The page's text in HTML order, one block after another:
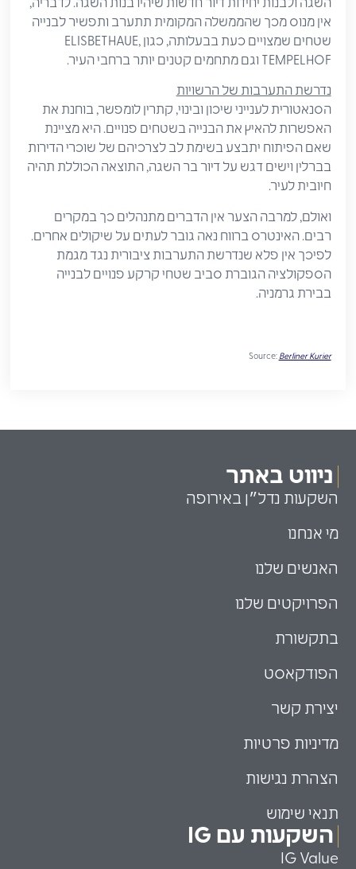
אין מנוס מכך שהממשלה המקומית תתערב ותפשיר לבנייה
שטחים שמצויים כעת בבעלותה, כגון ELISBETHAUE,
TEMPELHOF וגם מתחמים קטנים יותר ברחבי העיר.
נדרשת התערבות של הרשויות
הסנאטורית לענייני שיכון ובינוי, קתרין לומפשר, בוחנת את
האפשרות להאיץ את הבנייה בשטחים פנויים. היא מציינת
שאם הפיתוח יתבצע בשימת לב לצרכיהם של שוכרי הדירות
בברלין וישים דגש על דיור בר השגה, התוצאה הכוללת תהיה
חיובית לעיר.
ואולם, למרבה הצער אין הדברים מתנהלים כך במקרים
רבים. האינטרס ברווח נאה גובר לעתים על שיקולים אחרים.
לפיכך אין פלא שנדרשת התערבות ציבורית נגד מגמת
הספקולציה הגוברת סביב שטחי קרקע פנויים לבנייה
בבירת גרמניה.
Source: Berliner Kurier
ניווט באתר
השקעות נדל״ן באירופה
מי אנחנו
האנשים שלנו
הפרויקטים שלנו
בתקשורת
הפודקאסט
יצירת קשר
מדיניות פרטיות
הצהרת נגישות
תנאי שימוש
השקעות עם IG
IG Value